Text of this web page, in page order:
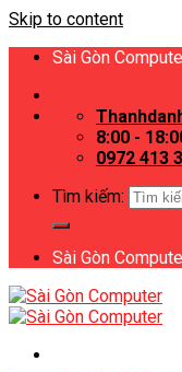
Skip to content
Sài Gòn
8:00 -
0972 413
Tìm kiếm:
Sài Gòn